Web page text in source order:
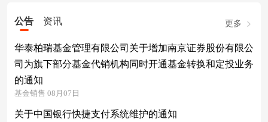
公告 资讯 更多
华泰柏瑞基金管理有限公司关于增加南京证券股份有限公
司为旗下部分基金代销机构同时开通基金转换和定投业务
的通知
基金销售 08月07日
关于中国银行快捷支付系统维护的通知